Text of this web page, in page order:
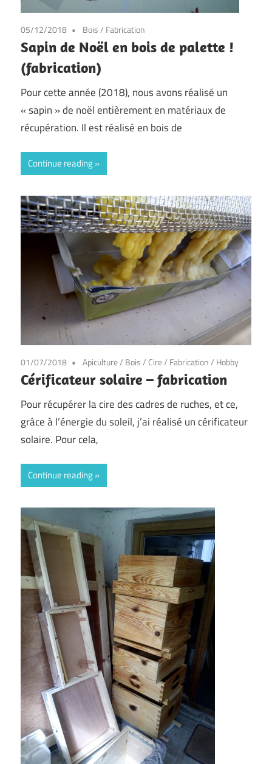
05/12/2018 Bois/ Fabrication
Sapin de Noël en bois de palette !
(fabrication)
Pour cette année (2018), nous avons réalisé un
« sapin » de noël entièrement en matériaux de
récupération. Il est réalisé en bois de
Continue reading
01/07/2018 Apiculture/ Bois/ Cire/ Fabrication/ Hobby
Cérificateur solaire – fabrication
Pour récupérer la cire des cadres de ruches, et ce,
grâce à l’énergie du soleil, j’ai réalisé un cérificateur
solaire. Pour cela,
Continue reading